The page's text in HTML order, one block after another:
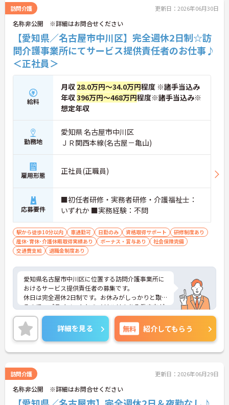
談で不安を解消できるフォロー体制もあり、介護福
祉士の資格取得やサ責や管理者への着実なキャリア
アップを目指す有資格者の方に推奨できる環境で
す。
★おすすめPOINT★
【夜勤なし・曜日固定の休日で、身体への負担を抑
えた働き方が実現できます】
しないため、生活リズムを整えながら健康的に働き
続けることができます
・完全週休2日制（曜日固定）を採用していること
【専門資格を活かした収入アップと明確なキャリア
形成が期待できます】
・資格手当が支給されるほか、年2回の評価面談で
個人の頑張りが給与に還元される仕組みが整ってい
ます
・サービス提供責任者や管理者へのキャリアアップ
も目指せます
スを軽減できます】
・記録票の提出やシフト確認をすべてスマートフォ
ンで行えるため、手書きの書類作成や事業所への移
動の手間が省けケア業務に集中できます
あり、訪問介護でありながら孤立することなくチー
ムの支援を受けながら業務に取り組めます
訪問介護 更新日：2026年06月30日
名称非公開 ※詳細はお問合せください
【愛知県／名古屋市中川区】完全週休2日制☆訪
問介護事業所にてサービス提供責任者のお仕事♪
＜正社員＞
給料
月収 28.0万円～34.0万円程度 ※諸手当込み
年収396万円～468万円程度※諸手当込み※
想定年収
勤務地
愛知県 名古屋市中川区
ＪＲ関西本線(名古屋－亀山)
雇用形態 正社員(正職員)
応募要件
■初任者研修・実務者研修・介護福祉士：
いずれか ■実務経験：不問
駅から徒歩10分以内 車通勤可 日勤のみ 資格取得サポート
研修制度あり
産休･育休･介護休暇取得実績あり
ボーナス・賞与あり
社会保険完備
交通費支給
退職金制度あり
愛知県名古屋市中川区に位置する訪問介護事業所に
おけるサービス提供責任者の募集です。
休日は完全週休2日制です。お休みがしっかりと取れ
るので、プライベートとのメリハリのある働き方が
可能です。また、研修制度や勉強会があり、働きな
がらスキルアップが目指せます。
ご興味のある方には、面接対策ポイントなど、さら
に詳細をお話しいたしますのでお気軽にご相談くだ
さい！
詳細を見る 無料 紹介してもらう
訪問介護 更新日：2026年06月29日
名称非公開 ※詳細はお問合せください